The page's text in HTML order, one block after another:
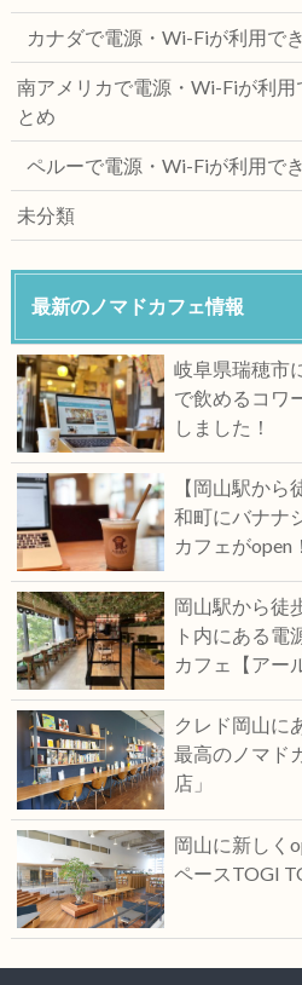
カナダで電源・Wi-Fiが利用で
南アメリカで電源・Wi-Fiが利用
とめ
ペルーで電源・Wi-Fiが利用で
未分類
最新のノマドカフェ情報
岐阜県瑞穂市
で飲めるコワ
しました！
【岡山駅か
和町にバナナ
カフェがopen！
岡山駅から徒
ト内にある電
カフェ【アー
クレド岡山に
最高のノマド
店」
岡山に新しく
ペースTOGI